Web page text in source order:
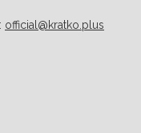
official@kratko.plus